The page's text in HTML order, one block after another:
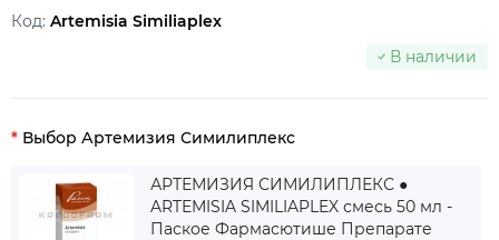
Код: Artemisia Similiaplex
В наличии
Выбор Артемизия Симилиплекс
АРТЕМИЗИЯ СИМИЛИПЛЕКС ●
ARTEMISIA SIMILIAPLEX смесь 50 мл -
Паское Фармасютише Препарате